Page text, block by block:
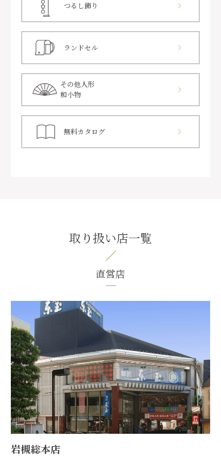
つるし飾り
ランドセル
その他人形
和小物
無料カタログ
取り扱い店一覧
直営店
岩槻総本店